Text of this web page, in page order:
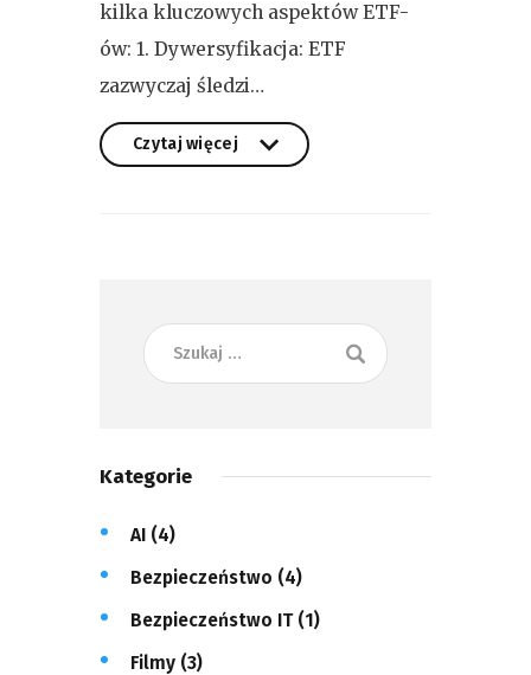
kilka kluczowych aspektów ETF-
ów: 1. Dywersyfikacja: ETF
zazwyczaj śledzi…
Czytaj więcej
Kategorie
AI(4)
Bezpieczeństwo (4)
Bezpieczeństwo IT(1)
Filmy(3)